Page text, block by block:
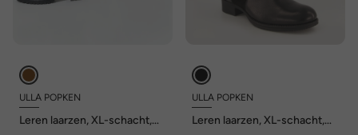
ULLA POPKEN
Leren laarzen, XL-schacht,
ULLA POPKEN
Leren laarzen, XL-schacht,